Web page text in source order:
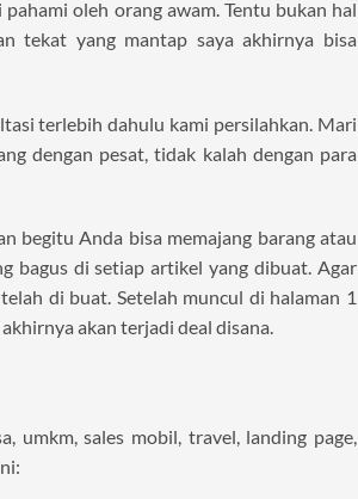
oleh orang awam. Tentu bukan hal
tekat yang mantap saya akhirnya bisa
terlebih dahulu kami persilahkan. Mari
dengan pesat, tidak kalah dengan para
begitu Anda bisa memajang barang atau
bagus di setiap artikel yang dibuat. Agar
di buat. Setelah muncul di halaman 1
akan terjadi deal disana.
umkm, sales mobil, travel, landing page,